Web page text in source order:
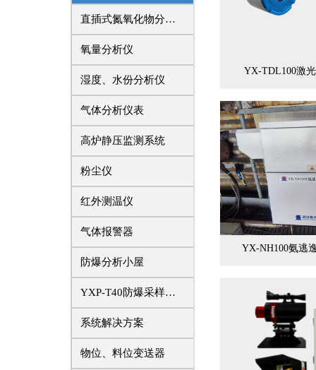
YX-TDL100激
YX-NH100氨逃
直插式氮氧化物分析仪
氧量分析仪
湿度、水份分析仪
气体分析仪表
高炉静压监测系统
粉尘仪
红外测温仪
气体报警器
防爆分析小屋
YXP-T40防爆采样探头
系统解决方案
物位、料位变送器